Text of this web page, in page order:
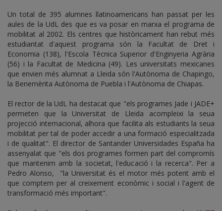
Un total de 395 alumnes llatinoamericans han passat per les
aules de la UdL des que es va posar en marxa el programa de
mobilitat al 2002. Els centres que històricament han rebut més
estudiantat d'aquest programa són la Facultat de Dret i
Economia (138), l'Escola Tècnica Superior d'Enginyeria Agrària
(56) i la Facultat de Medicina (49). Les universitats mexicanes
que envien més alumnat a Lleida són l'Autònoma de Chapingo,
la Benemèrita Autònoma de Puebla i l'Autònoma de Chiapas.
El rector de la UdL ha destacat que "els programes Jade i JADE+
permeten que la Universitat de Lleida acompleixi la seua
projecció internacional, alhora que facilita als estudiants la seua
mobilitat per tal de poder accedir a una formació especialitzada
i de qualitat". El director de Santander Universidades España ha
assenyalat que "els dos programes formen part del compromís
que mantenim amb la societat, l'educació i la recerca". Per a
Pedro Alonso, "la Universitat és el motor més potent amb el
que comptem per al creixement econòmic i social i l'agent de
transformació més important".